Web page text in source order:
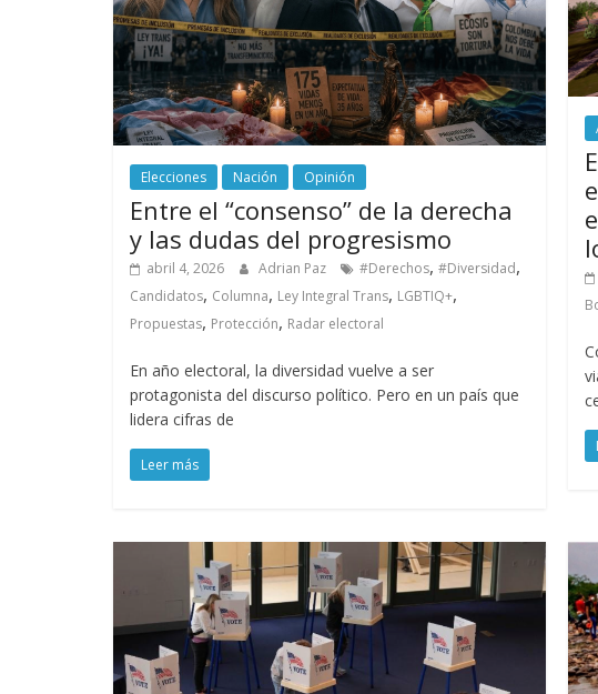
Elecciones Nación Opinión
Entre el “consenso” de la derecha
y las dudas del progresismo
abril 4, 2026 Adrian Paz #Derechos, #Diversidad,
Candidatos, Columna, Ley Integral Trans, LGBTIQ+,
Propuestas, Protección, Radar electoral
En año electoral, la diversidad vuelve a ser
protagonista del discurso político. Pero en un país que
lidera cifras de
Leer más